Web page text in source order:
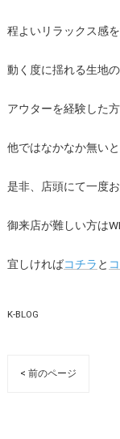
程よいリラックス感を
動く度に揺れる生地
アウターを経験した
他ではなかなか無い
是非、店頭にて一度
御来店が難しい方は
宜しければコチラ と
K-BLOG
< 前のページ